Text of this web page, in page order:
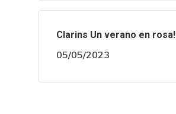
Clarins Un verano en rosa!
05/05/2023